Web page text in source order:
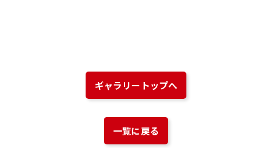
ギャラリートップへ
一覧に戻る